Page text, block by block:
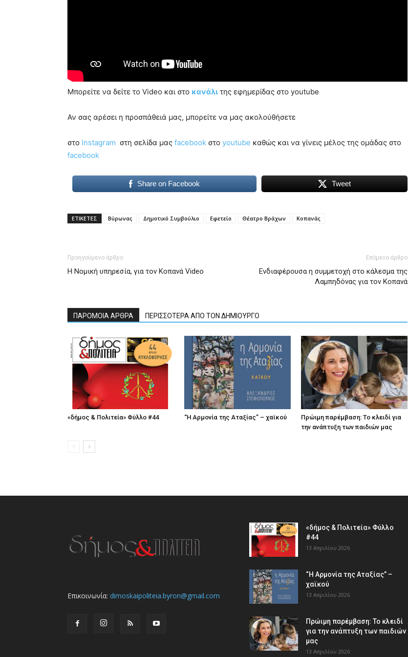
Μπορείτε να δείτε το Video και στο κανάλι της εφημερίδας στο youtube
Αν σας αρέσει η προσπάθειά μας, μπορείτε να μας ακολούθήσετε
στο Instagram στη σελίδα μας facebook στο youtube καθώς και να γίνεις μέλος της ομάδας στο
facebook
Share on Facebook Tweet
ΕΤΙΚΕΤΕΣ Βύρωνας Δημοτικό Συμβούλιο Εφετείο Θέατρο Βράχων Κοπανάς
Προηγούμενο άρθρο
Η Νομική υπηρεσία, για τον Κοπανά Video
Επόμενο άρθρο
Ενδιαφέρουσα η συμμετοχή στο κάλεσμα της
Λαμπηδόνας για τον Κοπανά
ΠΑΡΟΜΟΙΑ ΑΡΘΡΑ ΠΕΡΙΣΣΟΤΕΡΑ ΑΠΟ ΤΟΝ ΔΗΜΙΟΥΡΓΟ
«δήμος & Πολιτεία» Φύλλο #44 “Η Αρμονία της Αταξίας” – χαϊκού
Πρώιμη παρέμβαση: Το κλειδί για
την ανάπτυξη των παιδιών µας
Επικοινωνία: dimoskaipoliteia.byron@gmail.com
«δήμος & Πολιτεία» Φύλλο
#44
13 Απριλίου 2026
“Η Αρμονία της Αταξίας” –
χαϊκού
13 Απριλίου 2026
Πρώιμη παρέμβαση: Το κλειδί
για την ανάπτυξη των παιδιών
µας
13 Απριλίου 2026